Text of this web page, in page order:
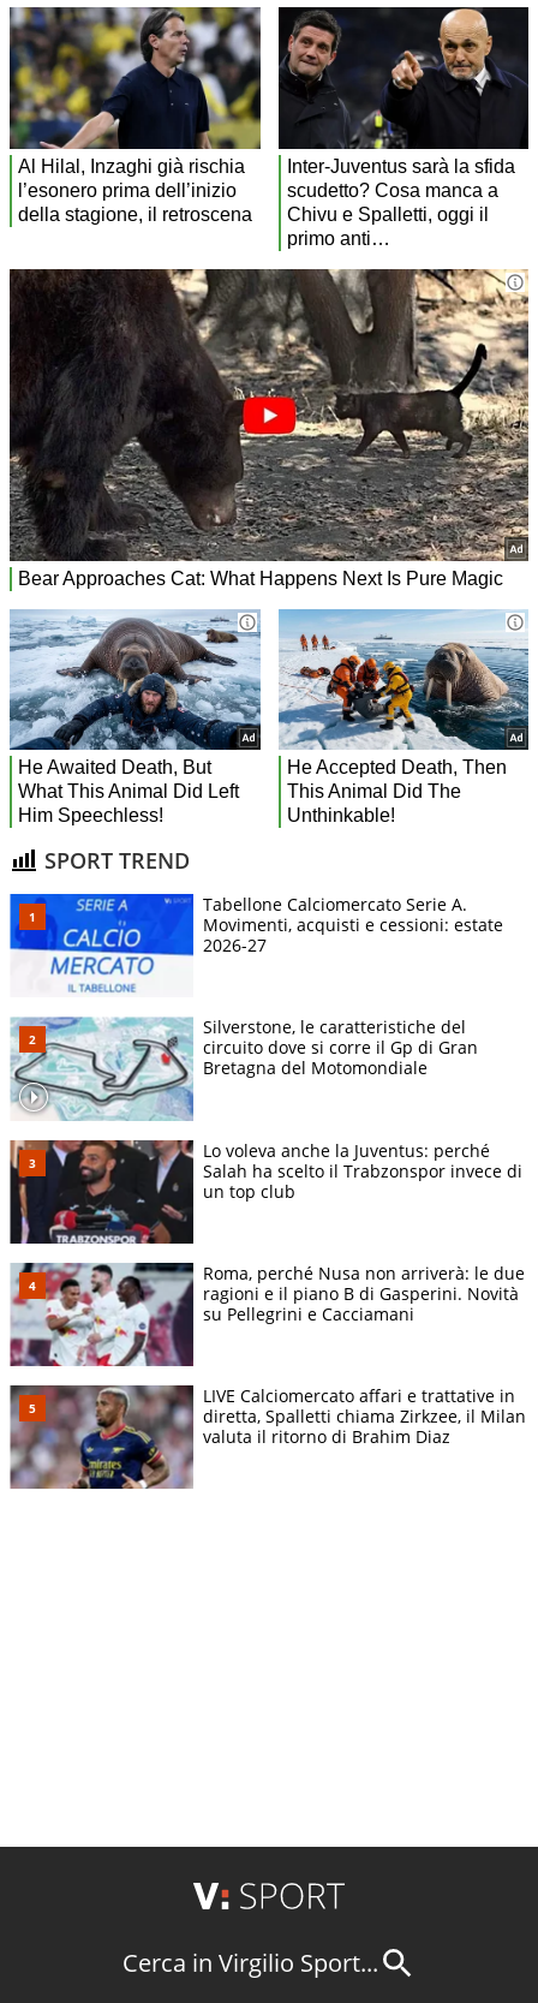
SPORT TREND
Tabellone Calciomercato Serie A.
Movimenti, acquisti e cessioni: estate
2026-27
Silverstone, le caratteristiche del
circuito dove si corre il Gp di Gran
Bretagna del Motomondiale
Lo voleva anche la Juventus: perché
Salah ha scelto il Trabzonspor invece di
un top club
Roma, perché Nusa non arriverà: le due
ragioni e il piano B di Gasperini. Novità
su Pellegrini e Cacciamani
LIVE Calciomercato affari e trattative in
diretta, Spalletti chiama Zirkzee, il Milan
valuta il ritorno di Brahim Diaz
Cerca in Virgilio Sport...